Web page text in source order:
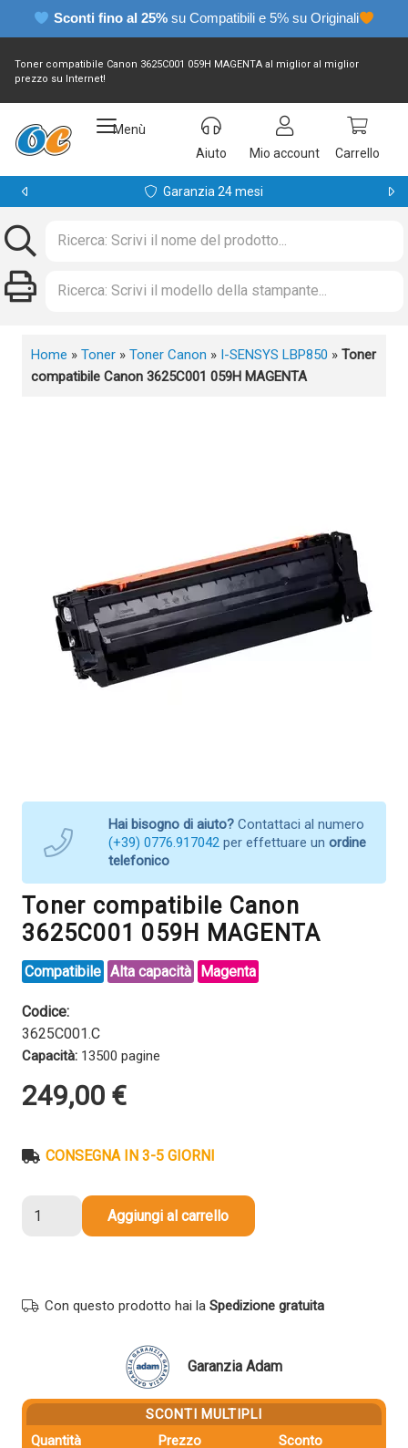
Sconti fino al 25% su Compatibili e 5% su Originali
Toner compatibile Canon 3625C001 059H MAGENTA al miglior al miglior
prezzo su Internet!
Menù
Aiuto
Mio account Carrello
Garanzia 24 mesi
Home » Toner » Toner Canon » I-SENSYS LBP850 » Toner
compatibile Canon 3625C001 059H MAGENTA
Hai bisogno di aiuto? Contattaci al numero
(+39) 0776.917042 per effettuare un ordine
telefonico
Toner compatibile Canon
3625C001 059H MAGENTA
Compatibile Alta capacità Magenta
Codice:
3625C001.C
Capacità: 13500 pagine
249,00 €
CONSEGNA IN 3-5 GIORNI
compatibile
MAGENTA
Aggiungi al carrello
Con questo prodotto hai la Spedizione gratuita
Garanzia Adam
SCONTI MULTIPLI
Quantità
Prezzo
Sconto